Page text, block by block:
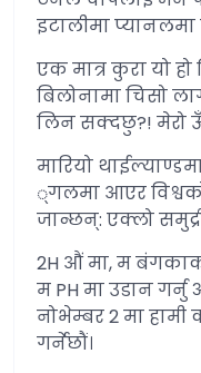
इटालीमा प्यानलमा
एक मात्र कुरा यो
बिलोनामा चिसो
लिन सक्दछु?! मेरो
मारियो
्गलमा आएर
जान्छन्: एक्लो
2H औं मा, म
म PH मा उडान
नोभेम्बर 2 मा हामी
गर्नेछौं।